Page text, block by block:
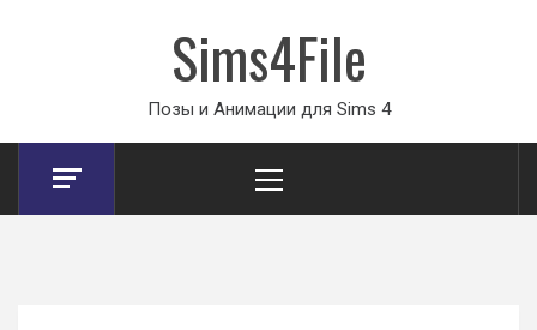
Sims4File
Позы и Анимации для Sims 4
Menu